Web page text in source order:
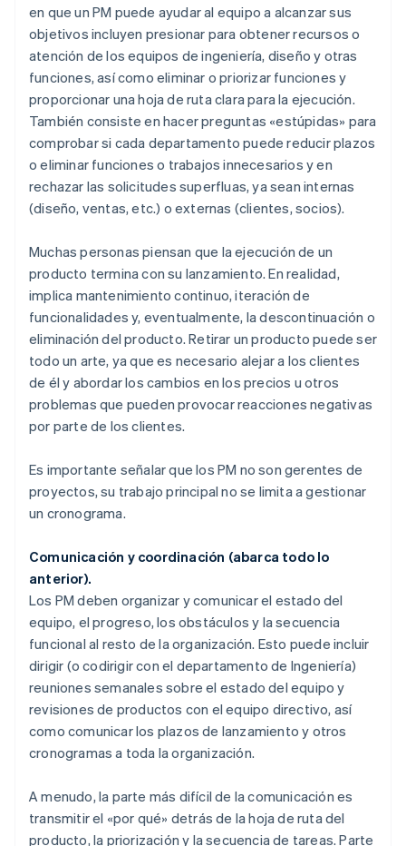
en que un PM puede ayudar al equipo a alcanzar sus
objetivos incluyen presionar para obtener recursos o
atención de los equipos de ingeniería, diseño y otras
funciones, así como eliminar o priorizar funciones y
proporcionar una hoja de ruta clara para la ejecución.
También consiste en hacer preguntas «estúpidas» para
comprobar si cada departamento puede reducir plazos
o eliminar funciones o trabajos innecesarios y en
rechazar las solicitudes superfluas, ya sean internas
(diseño, ventas, etc.) o externas (clientes, socios).
Muchas personas piensan que la ejecución de un
producto termina con su lanzamiento. En realidad,
implica mantenimiento continuo, iteración de
funcionalidades y, eventualmente, la descontinuación o
eliminación del producto. Retirar un producto puede ser
todo un arte, ya que es necesario alejar a los clientes
de él y abordar los cambios en los precios u otros
problemas que pueden provocar reacciones negativas
por parte de los clientes.
Es importante señalar que los PM no son gerentes de
proyectos, su trabajo principal no se limita a gestionar
un cronograma.
Comunicación y coordinación (abarca todo lo
anterior).
Los PM deben organizar y comunicar el estado del
equipo, el progreso, los obstáculos y la secuencia
funcional al resto de la organización. Esto puede incluir
dirigir (o codirigir con el departamento de Ingeniería)
reuniones semanales sobre el estado del equipo y
revisiones de productos con el equipo directivo, así
como comunicar los plazos de lanzamiento y otros
cronogramas a toda la organización.
A menudo, la parte más difícil de la comunicación es
transmitir el «por qué» detrás de la hoja de ruta del
producto, la priorización y la secuencia de tareas. Parte